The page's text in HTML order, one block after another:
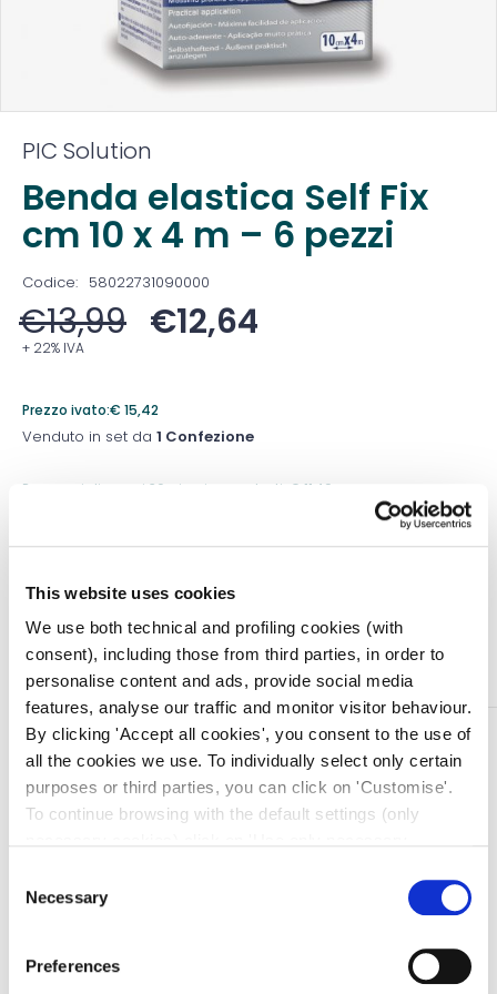
This website uses cookies
We use both technical and profiling cookies (with
consent), including those from third parties, in order to
personalise content and ads, provide social media
features, analyse our traffic and monitor visitor behaviour.
By clicking 'Accept all cookies', you consent to the use of
all the cookies we use. To individually select only certain
purposes or third parties, you can click on 'Customise'.
To continue browsing with the default settings (only
Policy. The cookie settings can be updated at any time
Selection
Necessary
Preferences
PIC Solution
Benda elastica Self Fix
cm 10 x 4 m – 6 pezzi
Codice: 58022731090000
€13,99 €12,64
+ 22% IVA
Prezzo ivato:€ 15,42
Venduto in set da 1 Confezione
Prezzo migliore nei 30 giorni precedenti: € 11,49
Aggiungi al carrello
DESCRIZIONE
Benda elastica coesiva
SELF FIX è una benda elastica autofissante che, grazie
alle microparticelle di lattice di cui è ricoperta, aderisce
dover utilizzare né cerotti né altri sistemi di fissaggio.
Non scivola, si adatta alla conformazione anatomica
Ideale per bendaggi di protezione, in caso di traumi